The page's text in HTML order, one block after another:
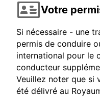
Votre
Si nécessaire - une
permis de conduire
international pour le
conducteur
Veuillez noter que si
été délivré au